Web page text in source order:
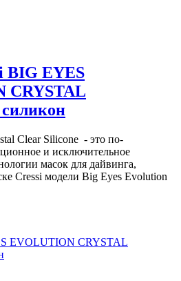
BIG EYES
CRYSTAL
Clear Silicone - это по-
и исключительное
масок для дайвинга,
Cressi модели Big Eyes Evolution